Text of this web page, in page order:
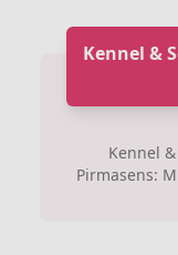
Kennel &
Kennel
Pirmasens: